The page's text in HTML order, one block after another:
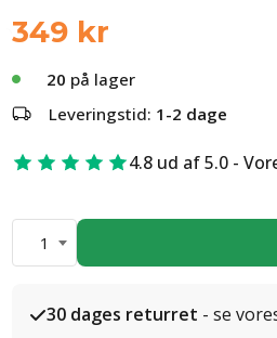
349 kr
20 på lager
Leveringstid: 1-2 dage
4.8 ud af 5.0 -
1
30 dages returret - se